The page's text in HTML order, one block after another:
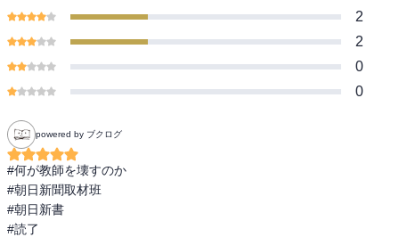
2
2
0
0
powered by ブクログ
#何が教師を壊すのか
#朝日新聞取材班
#朝日新書
#読了